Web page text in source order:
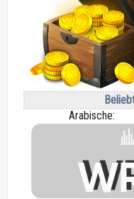
Arabische: